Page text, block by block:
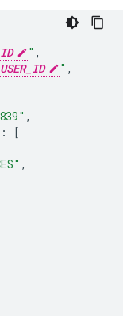
" ,
" ,
,
:
[
,